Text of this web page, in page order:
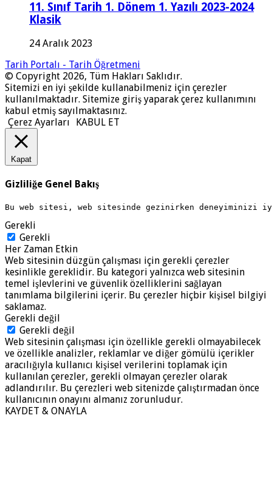
11. Sınıf Tarih 1. Dönem 1. Yazılı 2023-2024
Klasik
24 Aralık 2023
Tarih Portalı - Tarih Öğretmeni
© Copyright 2026, Tüm Hakları Saklıdır.
Sitemizi en iyi şekilde kullanabilmeniz için çerezler
kullanılmaktadır. Sitemize giriş yaparak çerez kullanımını
kabul etmiş sayılmaktasınız.
Çerez Ayarları
KABUL ET
Kapat
Gizliliğe Genel Bakış
Bu web sitesi, web sitesinde gezinirken deneyiminizi
Gerekli
Gerekli
Her Zaman Etkin
Web sitesinin düzgün çalışması için gerekli çerezler
kesinlikle gereklidir. Bu kategori yalnızca web sitesinin
temel işlevlerini ve güvenlik özelliklerini sağlayan
tanımlama bilgilerini içerir. Bu çerezler hiçbir kişisel bilgiyi
saklamaz.
Gerekli değil
Gerekli değil
Web sitesinin çalışması için özellikle gerekli olmayabilecek
ve özellikle analizler, reklamlar ve diğer gömülü içerikler
aracılığıyla kullanıcı kişisel verilerini toplamak için
kullanılan çerezler, gerekli olmayan çerezler olarak
adlandırılır. Bu çerezleri web sitenizde çalıştırmadan önce
kullanıcının onayını almanız zorunludur.
KAYDET & ONAYLA